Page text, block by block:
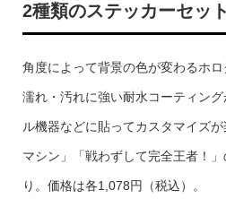
2種類のステッカーセット
角度によって背景の色が変わるホロ
濡れ・汚れに強い耐水コーティン
ル機器などに貼ってカスタマイズ
マシン」「戦わずして完全王者！
り。価格は各1,078円（税込）。